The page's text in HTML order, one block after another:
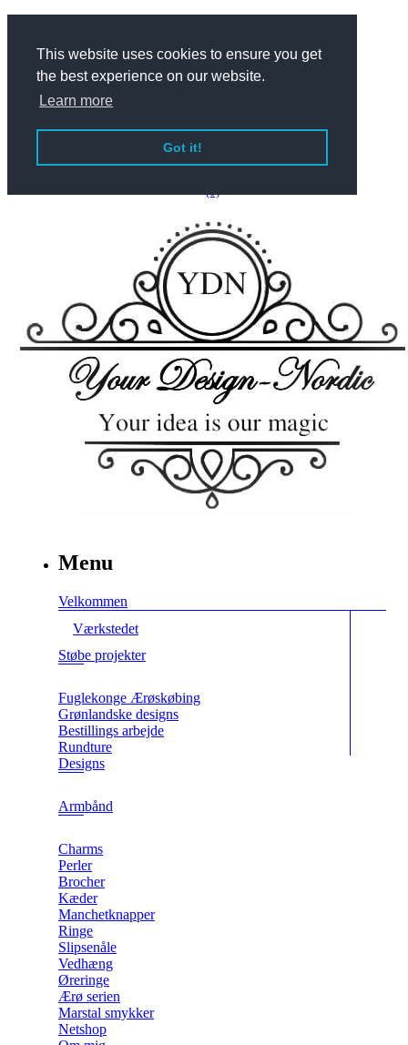
This website uses cookies to ensure you get
the best experience on our website.
Learn more
Got it!
Dansk
English
(0)
Menu
Velkommen
Værkstedet
Støbe projekter
Fuglekonge Ærøskøbing
Grønlandske designs
Bestillings arbejde
Rundture
Designs
Armbånd
Charms
Perler
Brocher
Kæder
Manchetknapper
Ringe
Slipsenåle
Vedhæng
Øreringe
Ærø serien
Marstal smykker
Netshop